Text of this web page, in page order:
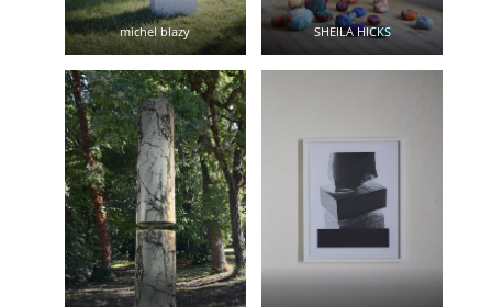
michel blazy SHEILA HICKS